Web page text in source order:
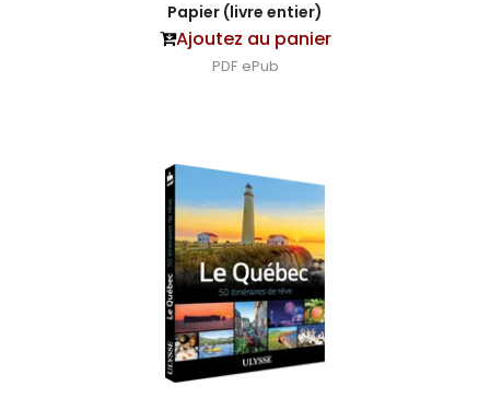
Papier (livre entier)
Ajoutez au panier
PDF ePub